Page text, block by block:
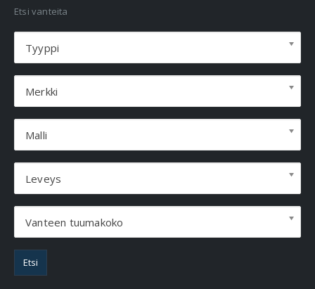
Etsi vanteita
Tyyppi
Merkki
Malli
Leveys
Vanteen tuumakoko
Etsi